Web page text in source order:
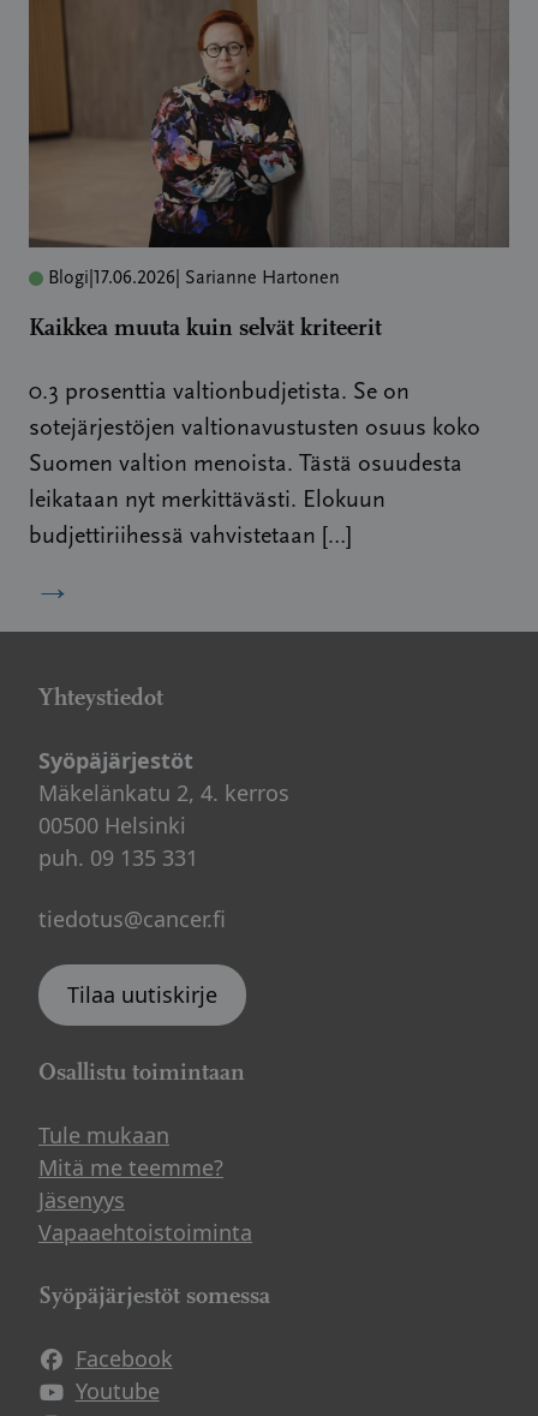
Blogi 17.06.2026 | Sarianne Hartonen
Kaikkea muuta kuin selvät kriteerit
0.3 prosenttia valtionbudjetista. Se on
sotejärjestöjen valtionavustusten osuus koko
Suomen valtion menoista. Tästä osuudesta
leikataan nyt merkittävästi. Elokuun
budjettiriihessä vahvistetaan […]
→
Yhteystiedot
Syöpäjärjestöt
Mäkelänkatu 2, 4. kerros
00500 Helsinki
puh. 09 135 331
tiedotus@cancer.fi
Tilaa uutiskirje
Osallistu toimintaan
Tule mukaan
Mitä me teemme?
Jäsenyys
Vapaaehtoistoiminta
Syöpäjärjestöt somessa
Facebook
Avautuu uuteen ikkunaan
Youtube
Avautuu uuteen ikkunaan